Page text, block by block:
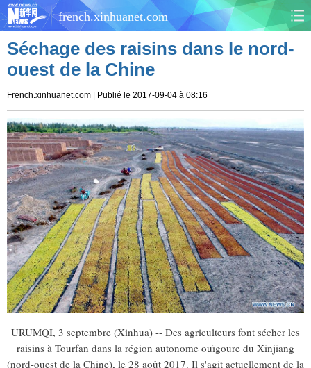
french.xinhuanet.com
CHINE MONDE
CULTURE
SANTÉ SPORTS
SCI&TECH PLANÈTE
TOURISME DOCUMENTS
DOSSIERS PHOTOS
VIDÉOS
Séchage des raisins dans le nord-
ouest de la Chine
French.xinhuanet.com | Publié le 2017-09-04 à 08:16
URUMQI, 3 septembre (Xinhua) -- Des agriculteurs font sécher les
raisins à Tourfan dans la région autonome ouïgoure du Xinjiang
(nord-ouest de la Chine), le 28 août 2017. Il s'agit actuellement de la